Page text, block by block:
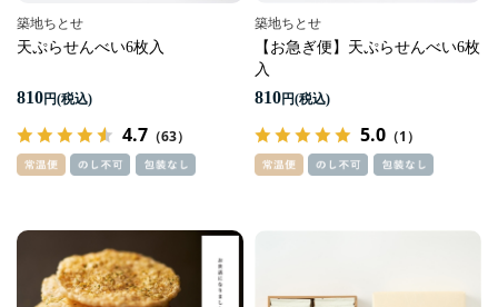
築地ちとせ
天ぷらせんべい6枚入
810円
4.7 （63）
築地ちとせ
【お急ぎ便】天ぷらせんべい6枚
入
810円
5.0 （1）